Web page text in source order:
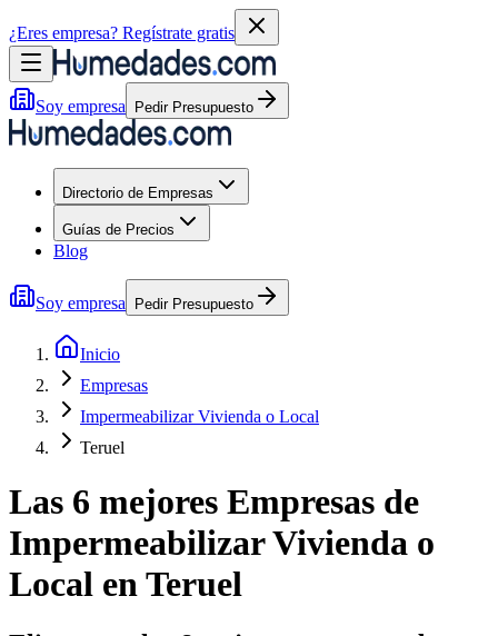
¿Eres empresa? Regístrate gratis
Soy empresa Pedir Presupuesto
Directorio de Empresas
Guías de Precios
Blog
Soy empresa Pedir Presupuesto
Inicio
Empresas
Impermeabilizar Vivienda o Local
Teruel
Las 6 mejores Empresas de
Impermeabilizar Vivienda o
Local enTeruel